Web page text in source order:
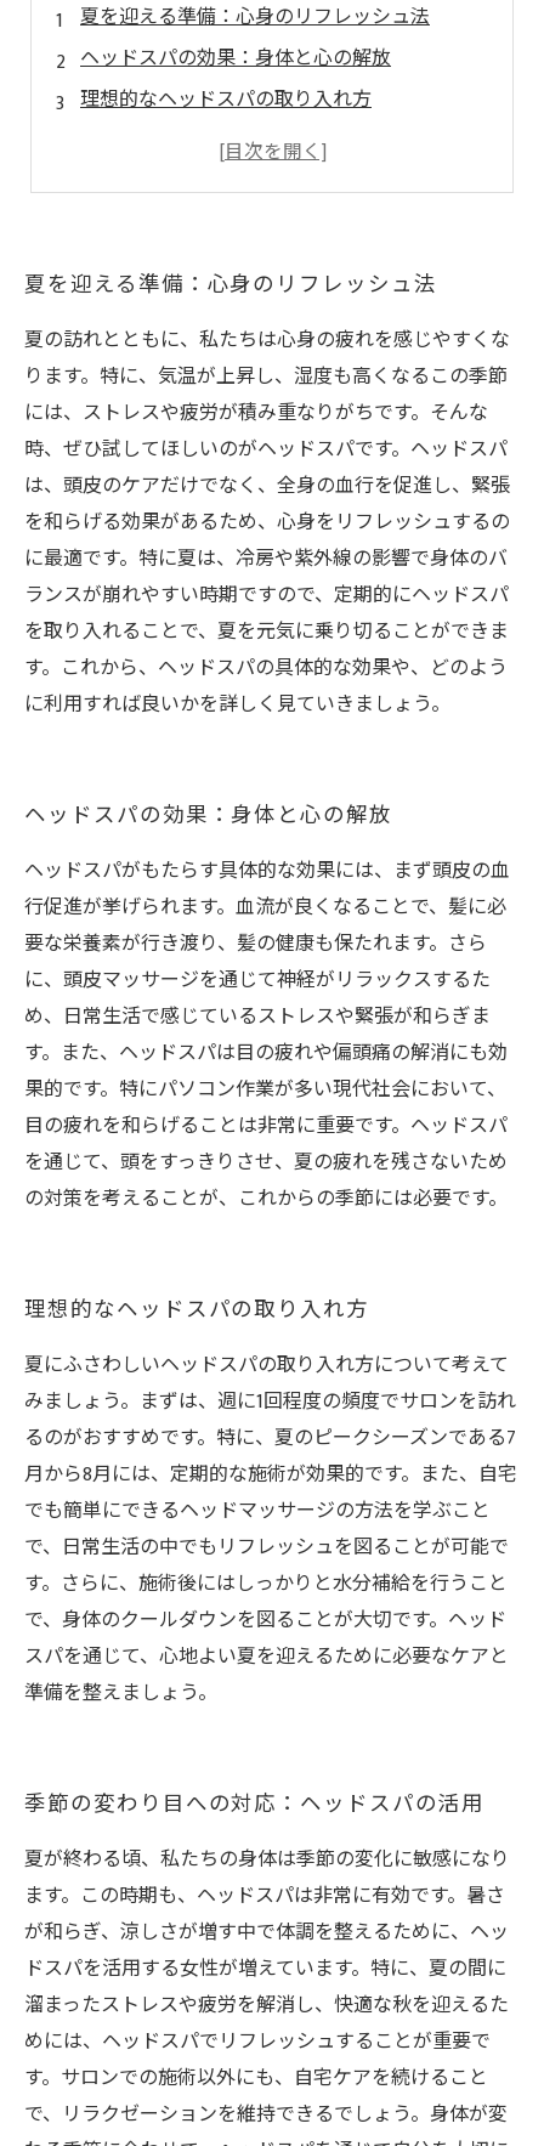
夏を迎える準備：心身のリフレッシュ法
ヘッドスパの効果：身体と心の解放
理想的なヘッドスパの取り入れ方
季節の変わり目への対応：ヘッドスパの活用
夏を迎える準備：心身のリフレッシュ法
夏の訪れとともに、私たちは心身の疲れを感じやすくな
ります。特に、気温が上昇し、湿度も高くなるこの季節
には、ストレスや疲労が積み重なりがちです。そんな
時、ぜひ試してほしいのがヘッドスパです。ヘッドスパ
は、頭皮のケアだけでなく、全身の血行を促進し、緊張
を和らげる効果があるため、心身をリフレッシュするの
に最適です。特に夏は、冷房や紫外線の影響で身体のバ
ランスが崩れやすい時期ですので、定期的にヘッドスパ
を取り入れることで、夏を元気に乗り切ることができま
す。これから、ヘッドスパの具体的な効果や、どのよう
に利用すれば良いかを詳しく見ていきましょう。
ヘッドスパの効果：身体と心の解放
ヘッドスパがもたらす具体的な効果には、まず頭皮の血
行促進が挙げられます。血流が良くなることで、髪に必
要な栄養素が行き渡り、髪の健康も保たれます。さら
に、頭皮マッサージを通じて神経がリラックスするた
め、日常生活で感じているストレスや緊張が和らぎま
す。また、ヘッドスパは目の疲れや偏頭痛の解消にも効
果的です。特にパソコン作業が多い現代社会において、
目の疲れを和らげることは非常に重要です。ヘッドスパ
を通じて、頭をすっきりさせ、夏の疲れを残さないため
の対策を考えることが、これからの季節には必要です。
理想的なヘッドスパの取り入れ方
夏にふさわしいヘッドスパの取り入れ方について考えて
みましょう。まずは、週に1回程度の頻度でサロンを訪れ
るのがおすすめです。特に、夏のピークシーズンである7
月から8月には、定期的な施術が効果的です。また、自宅
でも簡単にできるヘッドマッサージの方法を学ぶこと
で、日常生活の中でもリフレッシュを図ることが可能で
す。さらに、施術後にはしっかりと水分補給を行うこと
で、身体のクールダウンを図ることが大切です。ヘッド
スパを通じて、心地よい夏を迎えるために必要なケアと
準備を整えましょう。
季節の変わり目への対応：ヘッドスパの活用
夏が終わる頃、私たちの身体は季節の変化に敏感になり
ます。この時期も、ヘッドスパは非常に有効です。暑さ
が和らぎ、涼しさが増す中で体調を整えるために、ヘッ
ドスパを活用する女性が増えています。特に、夏の間に
溜まったストレスや疲労を解消し、快適な秋を迎えるた
めには、ヘッドスパでリフレッシュすることが重要で
す。サロンでの施術以外にも、自宅ケアを続けること
で、リラクゼーションを維持できるでしょう。身体が変